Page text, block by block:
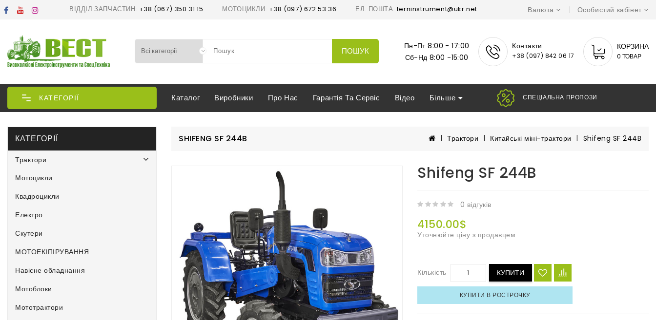
ВІДДІЛ ЗАПЧАСТИН: +38 (067) 350 31 15 МОТОЦИКЛИ: +38 (097) 672 53 36 ЕЛ. ПОШТА:terninstrument@ukr.net Валюта Особистий кабінет
ПОШУК
Пн-Пт 8:00 - 17:00
Сб-Нд 8:00 -15:00
Контакти
+38 (097) 842 06 17
КОРЗИНА
0 ТОВАР
КАТЕГОРІЇ Каталог Виробники Про Нас Гарантія Та Сервіс Відео Більше СПЕЦІАЛЬНА ПРО
КАТЕГОРІЇ
Трактори
Мотоцикли
Квадроцикли
Електро
Скутери
МОТОЕКІПІРУВАННЯ
Навісне обладнання
Мотоблоки
Мототрактори
SHIFENG SF 244B Трактори Китайські міні-трактори Shifeng SF 244B
Shifeng SF 244B
0 відгуків
4150.00$
Уточнюйте ціну з продавцем
Кількість КУПИТИ
КУПИТИ В РОСТРОЧКУ